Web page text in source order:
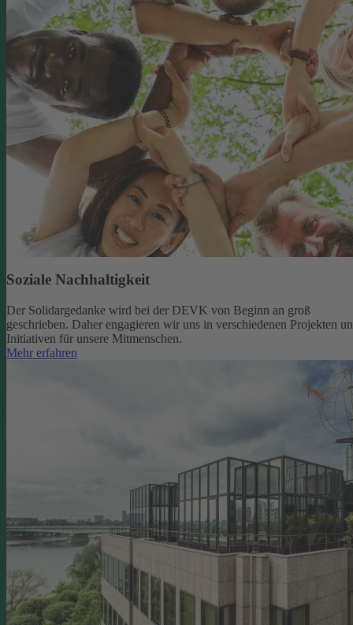
Soziale Nachhaltigkeit
Der Solidargedanke wird bei der DEVK von Beginn an groß
geschrieben. Daher engagieren wir uns in verschiedenen Projekten
Initiativen für unsere Mitmenschen.
Mehr erfahren